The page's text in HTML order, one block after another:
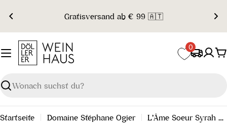
Inhalt
springen
Gratisversand ab € 99 🇦🇹
Suchen
0
Startseite Domaine Stéphane Ogier L’Âme Soeur Syrah de Seyssuel 2020